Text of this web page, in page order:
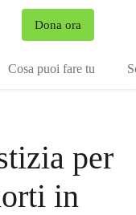
Dona ora
Cosa puoi fare tu
per
in